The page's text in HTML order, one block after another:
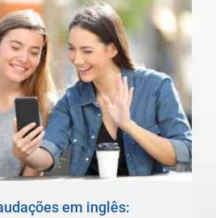
em inglês: